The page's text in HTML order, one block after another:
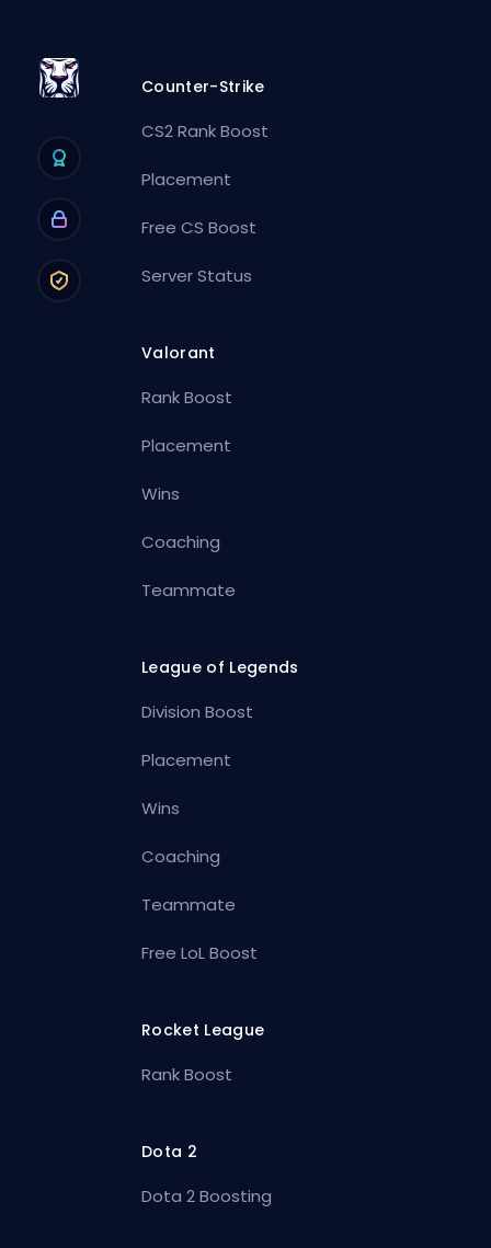
Counter-Strike
CS2 Rank Boost
Placement
Free CS Boost
Server Status
Valorant
Rank Boost
Placement
Wins
Coaching
Teammate
League of Legends
Division Boost
Placement
Wins
Coaching
Teammate
Free LoL Boost
Rocket League
Rank Boost
Dota 2
Dota 2 Boosting